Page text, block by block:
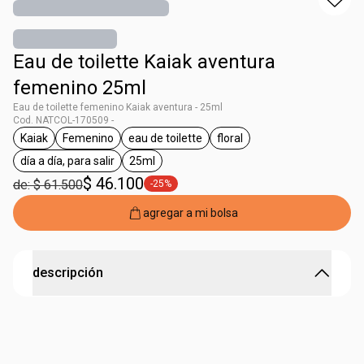
Eau de toilette Kaiak aventura
femenino 25ml
Eau de toilette femenino Kaiak aventura - 25ml
Cod. NATCOL-170509 -
general.tag Kaiak
Kaiak
general.tag Femenino
Femenino
general.tag eau de toilette
eau de toilette
general.tag floral
floral
general.tag día a día, para salir
día a día, para salir
general.tag 25ml
25ml
de: $ 61.500$ 46.100 general.tag -25%
-25%
agregar a mi bolsa
descripción